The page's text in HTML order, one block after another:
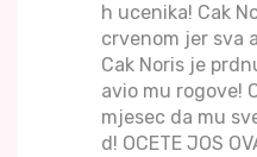
h ucenika! Cak
crvenom jer sva
Cak Noris je
avio mu rogove!
mjesec da mu
d! OCETE JOS